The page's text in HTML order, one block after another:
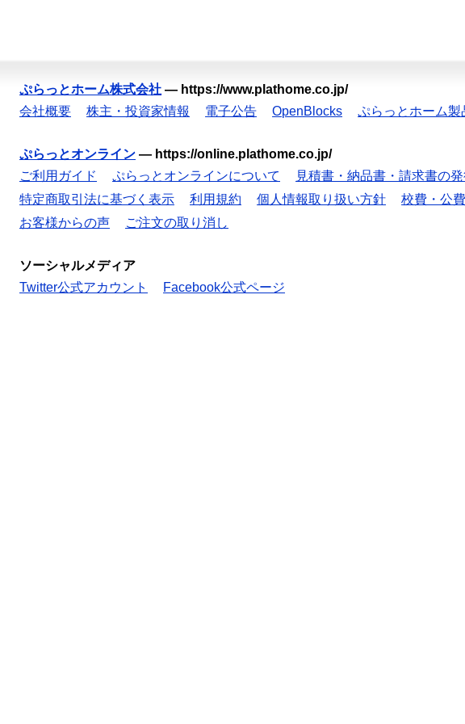
ぷらっとホーム株式会社 — https://www.plathome.co.jp/
会社概要
株主・投資家情報 電子公告 OpenBlocks ぷらっとホーム製
ぷらっとオンライン — https://online.plathome.co.jp/
ご利用ガイド
ぷらっとオンラインについて 見積書・納品書・請求書の
特定商取引法に基づく表示
利用規約 個人情報取り扱い方針 校費・公
お客様からの声
ご注文の取り消し
ソーシャルメディア
Twitter公式アカウント
Facebook公式ページ